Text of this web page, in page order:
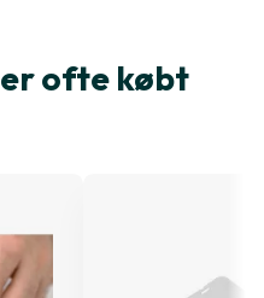
er ofte købt